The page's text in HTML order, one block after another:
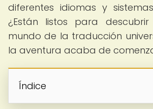
diferentes idiomas y
¿Están listos para
mundo de la traducción
la aventura acaba de
Índice